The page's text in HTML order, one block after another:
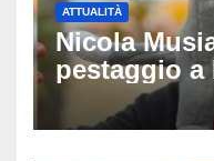
ATTUALITÀ
Nicola
pestaggio a
quattro
dopo